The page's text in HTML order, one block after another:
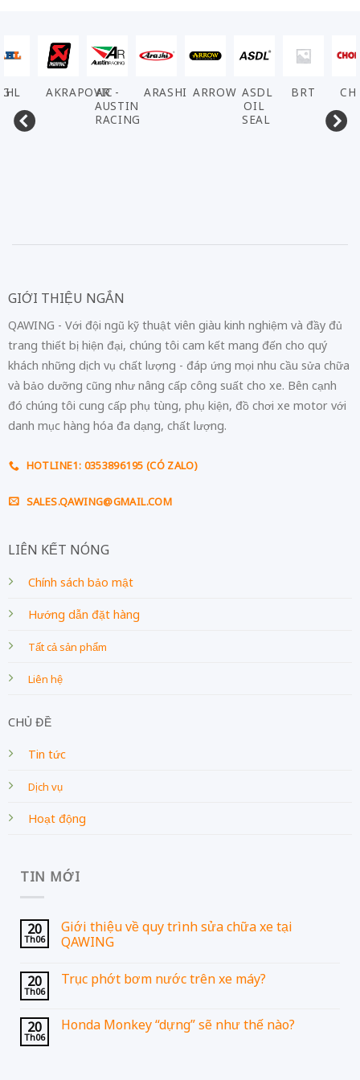
AKRAPOVIC
AR -
AUSTIN
RACING
ARASHI ARROW ASDL
OIL
SEAL
BRT
GIỚI THIỆU NGẮN
QAWING - Với đội ngũ kỹ thuật viên giàu kinh nghiệm và đầy đủ
trang thiết bị hiện đại, chúng tôi cam kết mang đến cho quý
khách những dịch vụ chất lượng - đáp ứng mọi nhu cầu sửa chữa
và bảo dưỡng cũng như nâng cấp công suất cho xe. Bên cạnh
đó chúng tôi cung cấp phụ tùng, phụ kiện, đồ chơi xe motor với
danh mục hàng hóa đa dạng, chất lượng.
HOTLINE1: 0353896195 (CÓ ZALO)
SALES.QAWING@GMAIL.COM
LIÊN KẾT NÓNG
Chính sách bảo mật
Hướng dẫn đặt hàng
Tất cả sản phẩm
Liên hệ
CHỦ ĐỀ
Tin tức
Dịch vụ
Hoạt động
TIN MỚI
20
Th06
Giới thiệu về quy trình sửa chữa xe tại
QAWING
20
Th06
Trục phớt bơm nước trên xe máy?
20
Th06
Honda Monkey “dựng” sẽ như thế nào?